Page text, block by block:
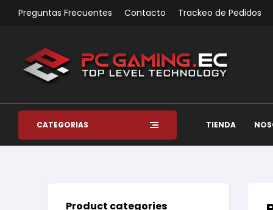
Preguntas Frecuentes Contacto Trackeo de Pedidos
CATEGORÍAS TIENDA
Product categories